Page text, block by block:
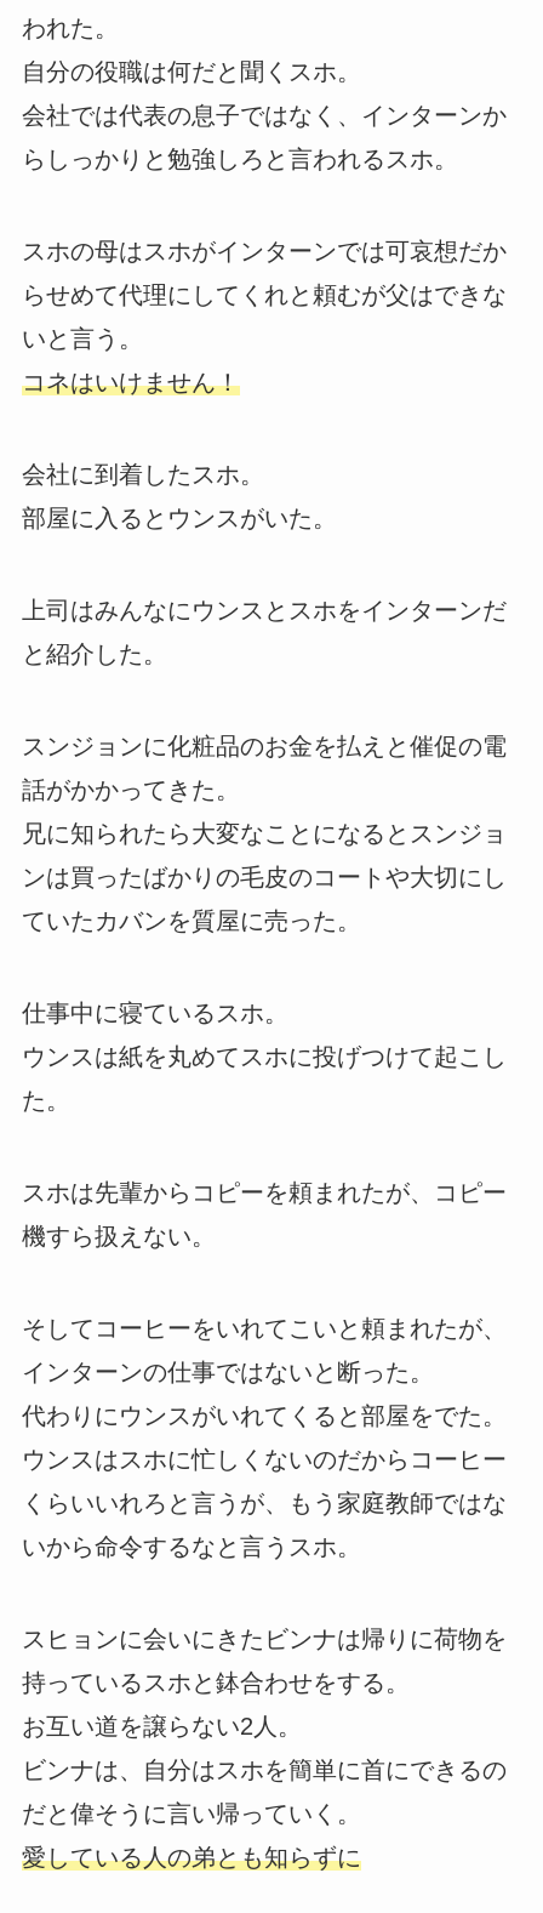
われた。
自分の役職は何だと聞くスホ。
会社では代表の息子ではなく、インターンか
らしっかりと勉強しろと言われるスホ。
スホの母はスホがインターンでは可哀想だか
らせめて代理にしてくれと頼むが父はできな
いと言う。
コネはいけません！
会社に到着したスホ。
部屋に入るとウンスがいた。
上司はみんなにウンスとスホをインターンだ
と紹介した。
スンジョンに化粧品のお金を払えと催促の電
話がかかってきた。
兄に知られたら大変なことになるとスンジョ
ンは買ったばかりの毛皮のコートや大切にし
ていたカバンを質屋に売った。
仕事中に寝ているスホ。
ウンスは紙を丸めてスホに投げつけて起こし
た。
スホは先輩からコピーを頼まれたが、コピー
機すら扱えない。
そしてコーヒーをいれてこいと頼まれたが、
インターンの仕事ではないと断った。
代わりにウンスがいれてくると部屋をでた。
ウンスはスホに忙しくないのだからコーヒー
くらいいれろと言うが、もう家庭教師ではな
いから命令するなと言うスホ。
スヒョンに会いにきたビンナは帰りに荷物を
持っているスホと鉢合わせをする。
お互い道を譲らない2人。
ビンナは、自分はスホを簡単に首にできるの
だと偉そうに言い帰っていく。
愛している人の弟とも知らずに